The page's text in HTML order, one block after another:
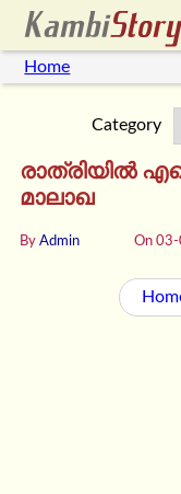
Home
Category
രാത്രിയിൽ
മാലാഖ
By Admin On